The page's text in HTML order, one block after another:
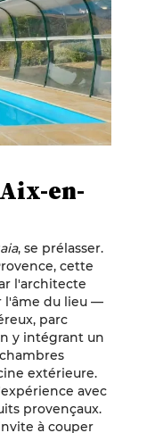
en-
, se prélasser.
cette
l'architecte
l'âme du lieu —
parc
y intégrant un
extérieure.
avec
provençaux.
à couper